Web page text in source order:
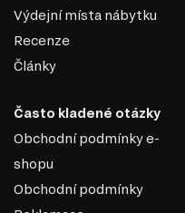
MDF
nábytkářském průmyslu.
lisováním pod vysokým
speciálních pryskyřic.
používá k výrobě
dekorativních panelů a
Výdejní místa nábytku
Recenze
Články
Často kladené otázky
Obchodní podmínky e-
shopu
Obchodní podmínky